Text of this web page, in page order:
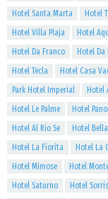
Hotel Santa Marta
Hotel
Hotel Villa Plaja
Hotel
Hotel Da Franco
Hotel Da
Hotel Tecla
Hotel Casa
Park Hotel Imperial
Hotel
Hotel Le Palme
Hotel
Hotel Al Rio Se
Hotel
Hotel La Fiorita
Hotel La
Hotel Mimose
Hotel
Hotel Saturno
Hotel